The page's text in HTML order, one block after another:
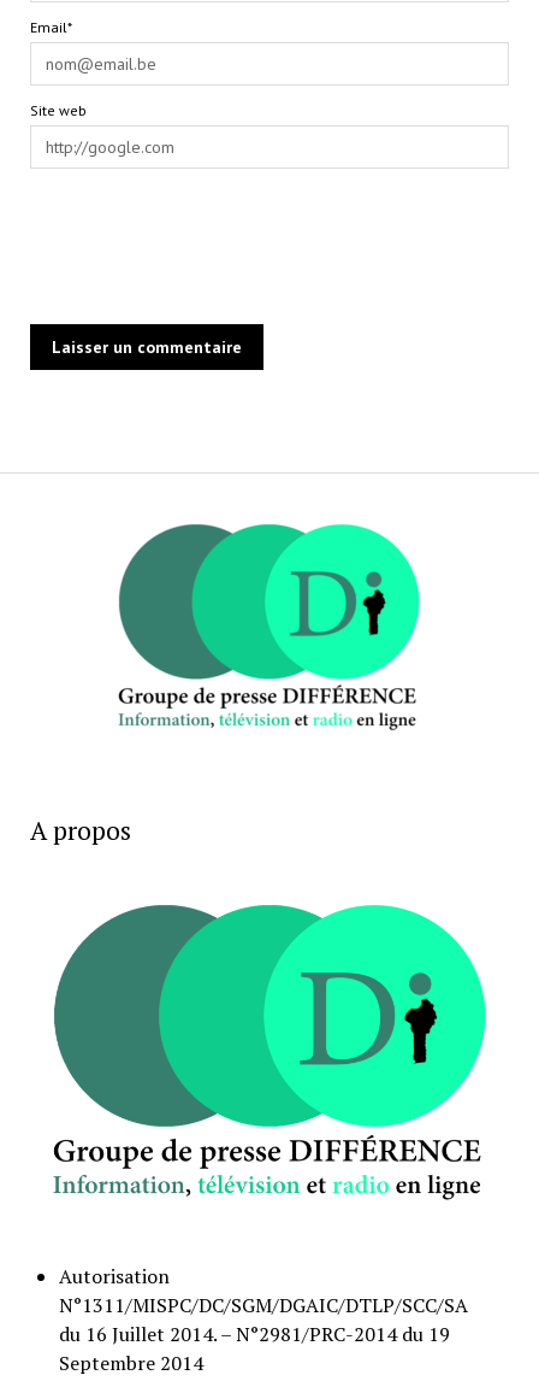
Email*
Site web
A propos
Autorisation
N°1311/MISPC/DC/SGM/DGAIC/DTLP/SCC/SA
du 16 Juillet 2014. – N°2981/PRC-2014 du 19
Septembre 2014